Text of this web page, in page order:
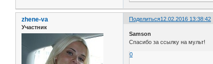
Поделиться12.02.2016 13:38:42
zhene-va
Участник
Samson
Спасибо за ссылку на мульт!
0